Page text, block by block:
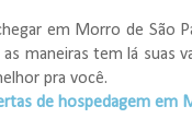
em Morro de São
maneiras tem lá suas
pra você.
de hospedagem em